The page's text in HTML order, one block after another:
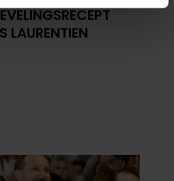
content en advertenties te
verstrekt of die ze hebben
gebruik van hun services. U
als u onze website blijft
LAURENTIEN